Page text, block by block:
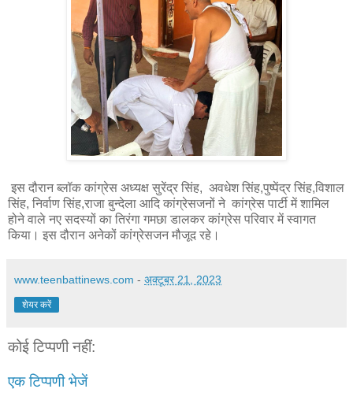
इस दौरान ब्लॉक कांग्रेस अध्यक्ष सुरेंद्र सिंह, अवधेश सिंह,पुष्पेंद्र सिंह,विशाल
सिंह, निर्वाण सिंह,राजा बुन्देला आदि कांग्रेसजनों ने कांग्रेस पार्टी में शामिल
होने वाले नए सदस्यों का तिरंगा गमछा डालकर कांग्रेस परिवार में स्वागत
किया। इस दौरान अनेकों कांग्रेसजन मौजूद रहे।
www.teenbattinews.com - अक्टूबर 21, 2023
शेयर करें
कोई टिप्पणी नहीं:
एक टिप्पणी भेजें